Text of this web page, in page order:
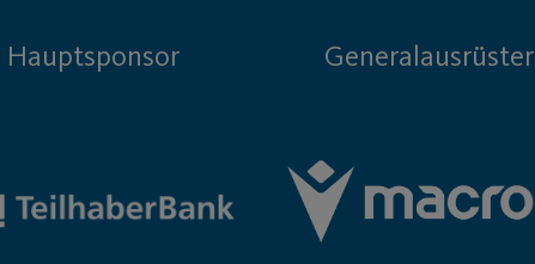
Hauptsponsor Generalausrüster